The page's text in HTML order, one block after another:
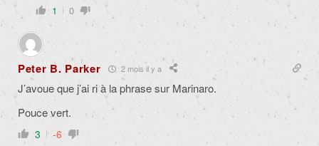
1 0
Peter B. Parker 2 mois il y a
J’avoue que j’ai ri à la phrase sur Marinaro.
Pouce vert.
3 -6